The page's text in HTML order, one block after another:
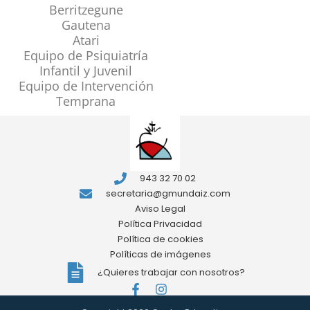
Berritzegune
Gautena
Atari
Equipo de Psiquiatría
Infantil y Juvenil
Equipo de Intervención
Temprana
943 32 70 02
secretaria@gmundaiz.com
Aviso Legal
Política Privacidad
Política de cookies
Políticas de imágenes
¿Quieres trabajar con nosotros?